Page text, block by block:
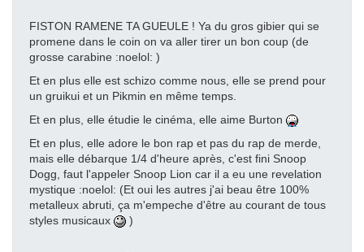
FISTON RAMENE TA GUEULE ! Ya du gros gibier qui se
promene dans le coin on va aller tirer un bon coup (de
grosse carabine :noelol: )
Et en plus elle est schizo comme nous, elle se prend pour
un gruikui et un Pikmin en même temps.
Et en plus, elle étudie le cinéma, elle aime Burton
Et en plus, elle adore le bon rap et pas du rap de merde,
mais elle débarque 1/4 d'heure après, c'est fini Snoop
Dogg, faut l'appeler Snoop Lion car il a eu une revelation
mystique :noelol: (Et oui les autres j'ai beau être 100%
metalleux abruti, ça m'empeche d'être au courant de tous
styles musicaux
)